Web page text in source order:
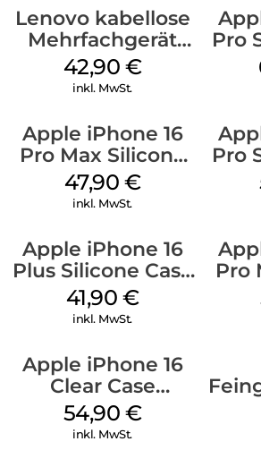
Lenovo kabellose
Mehrfachgerät
Luna Grey
42,90 €
inkl. MwSt.
Pro
Apple iPhone 16
Pro Max Silicone
Case MagSafe
Black
47,90 €
inkl. MwSt.
Pro
Apple iPhone 16
Plus Silicone Case
MagSafe Stone
Gray
41,90 €
inkl. MwSt.
Pro
Apple iPhone 16
Clear Case
MagSafe
Transparent
54,90 €
inkl. MwSt.